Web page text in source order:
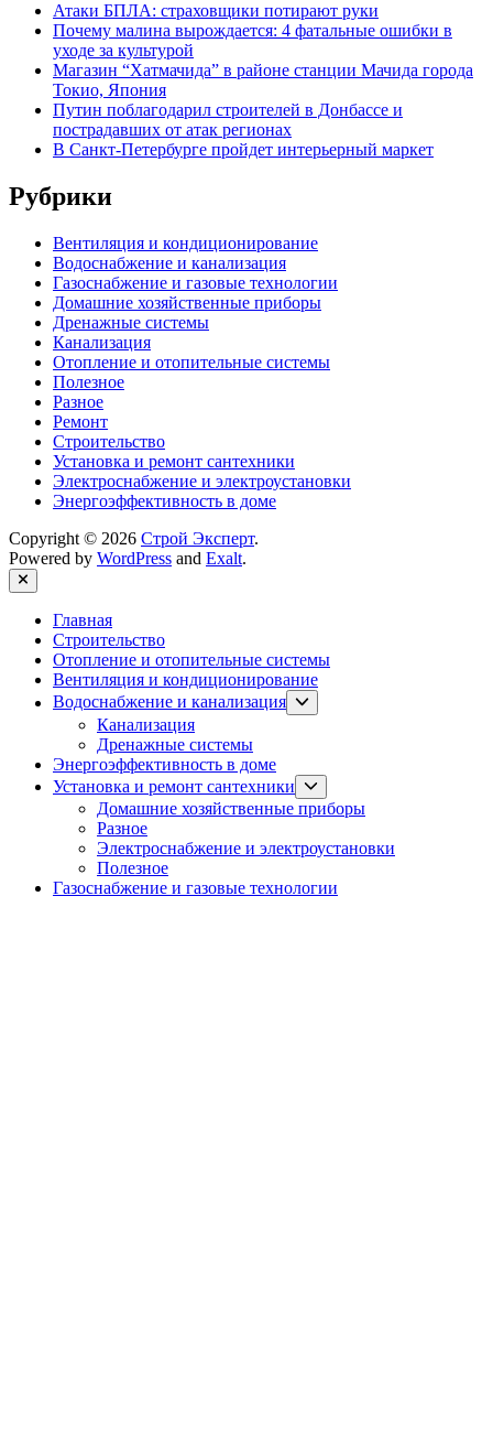
Атаки БПЛА: страховщики потирают руки
Почему малина вырождается: 4 фатальные ошибки в
уходе за культурой
Магазин “Хатмачида” в районе станции Мачида города
Токио, Япония
Путин поблагодарил строителей в Донбассе и
пострадавших от атак регионах
В Санкт-Петербурге пройдет интерьерный маркет
Рубрики
Вентиляция и кондиционирование
Водоснабжение и канализация
Газоснабжение и газовые технологии
Домашние хозяйственные приборы
Дренажные системы
Канализация
Отопление и отопительные системы
Полезное
Разное
Ремонт
Строительство
Установка и ремонт сантехники
Электроснабжение и электроустановки
Энергоэффективность в доме
Copyright © 2026 Строй Эксперт.
Powered by WordPress and Exalt.
Close
Главная
Строительство
Отопление и отопительные системы
Вентиляция и кондиционирование
Водоснабжение и канализация
Show
sub
Канализация
Дренажные системы
Энергоэффективность в доме
Установка и ремонт сантехники
sub
menu
Домашние хозяйственные приборы
Разное
Электроснабжение и электроустановки
Полезное
Газоснабжение и газовые технологии